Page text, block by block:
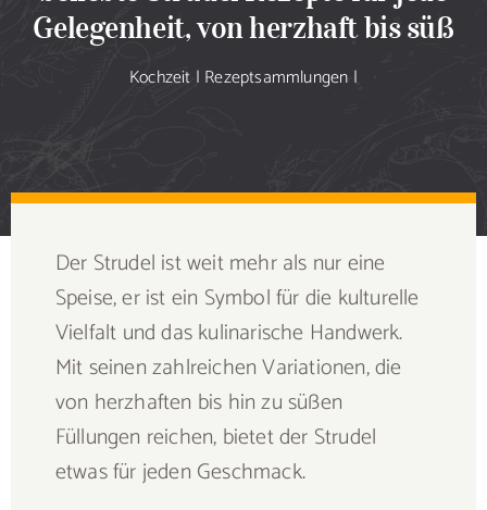
Sammlung
Portfolio
Galerie
Rezept senden
Gelegenheit, von herzhaft bis süß
Kochzeit | Rezeptsammlungen |
Der Strudel ist weit mehr als nur eine
Speise, er ist ein Symbol für die kulturelle
Vielfalt und das kulinarische Handwerk.
Mit seinen zahlreichen Variationen, die
von herzhaften bis hin zu süßen
Füllungen reichen, bietet der Strudel
etwas für jeden Geschmack.